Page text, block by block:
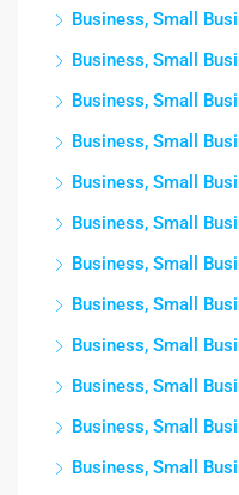
Business, Small
Business, Small
Business, Small
Business, Small
Business, Small
Business, Small
Business, Small
Business, Small
Business, Small
Business, Small
Business, Small
Business, Small